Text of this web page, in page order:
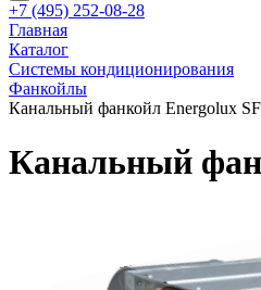
+7 (495) 252-08-28
Главная
Каталог
Системы кондиционирования
Фанкойлы
Канальный фанкойл Energolux
Канальный